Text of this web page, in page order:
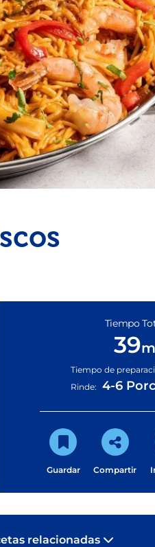
Tiempo
39m
Tiempo de
Rinde: 4-6
Guardar Compartir
relacionadas